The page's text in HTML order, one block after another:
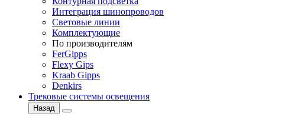
Интеграция шинопроводов
Световые линии
Комплектующие
По производителям
FerGipps
Flexy Gips
Kraab Gipps
Denkirs
Трековые системы освещения
Назад